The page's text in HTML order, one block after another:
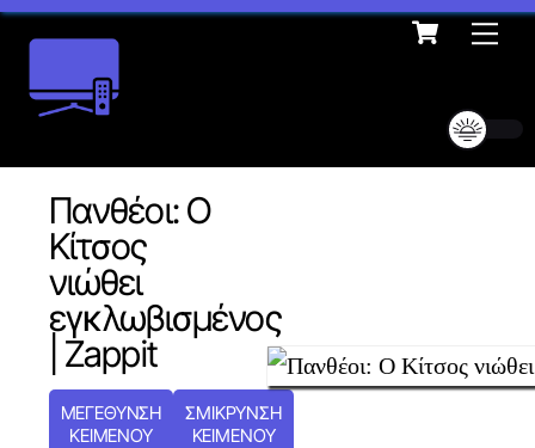
Skip
content
Cart
Πανθέοι: Ο
Κίτσος
νιώθει
εγκλωβισμένος
| Zappit
ΜΕΓΕΘΥΝΣΗ
ΚΕΙΜΕΝΟΥ
ΣΜΙΚΡΥΝΣΗ
ΚΕΙΜΕΝΟΥ